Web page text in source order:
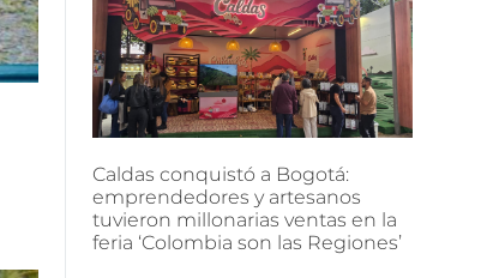
Caldas conquistó a Bogotá:
emprendedores y artesanos
tuvieron millonarias ventas en la
feria ‘Colombia son las Regiones’